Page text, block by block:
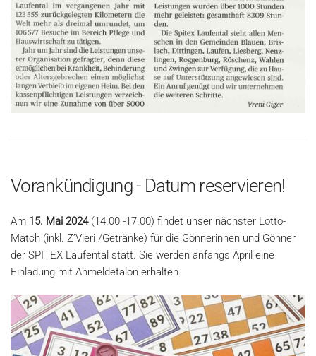
Vorankündigung - Datum reservieren!
Am 15. Mai 2024(14.00 -17.00) findet unser nächster Lotto-
Match (inkl. Z’Vieri /Getränke) für die Gönnerinnen und Gönner
der SPITEX Laufental statt. Sie werden anfangs April eine
Einladung mit Anmeldetalon erhalten.